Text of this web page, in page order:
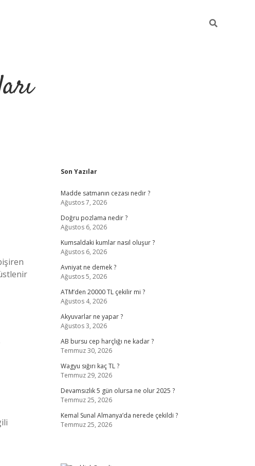
Sidebar
Son Yazılar
Madde satmanın cezası nedir ?
Ağustos 7, 2026
Doğru pozlama nedir ?
Ağustos 6, 2026
Kumsaldaki kumlar nasıl oluşur ?
Ağustos 6, 2026
Avniyat ne demek ?
Ağustos 5, 2026
ATM’den 20000 TL çekilir mi ?
Ağustos 4, 2026
Akyuvarlar ne yapar ?
Ağustos 3, 2026
AB bursu cep harçlığı ne kadar ?
Temmuz 30, 2026
Wagyu sığırı kaç TL ?
Temmuz 29, 2026
Devamsızlık 5 gün olursa ne olur 2025 ?
Temmuz 25, 2026
Kemal Sunal Almanya’da nerede çekildi ?
Temmuz 25, 2026
hiltonbet yeni giriş